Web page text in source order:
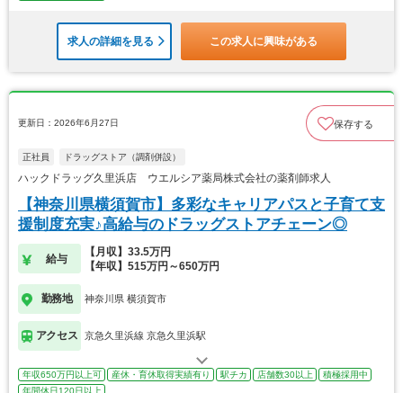
求人の詳細を見る この求人に興味がある
更新日：2026年6月27日 保存する
正社員 ドラッグストア（調剤併設）
ハックドラッグ久里浜店 ウエルシア薬局株式会社の薬剤師求人
【神奈川県横須賀市】多彩なキャリアパスと子育て支
援制度充実♪高給与のドラッグストアチェーン◎
給与
【月収】33.5万円
【年収】515万円～650万円
勤務地 神奈川県 横須賀市
アクセス 京急久里浜線 京急久里浜駅
年収650万円以上可 産休・育休取得実績有り 駅チカ 店舗数30以上
積極採用中
年間休日120日以上